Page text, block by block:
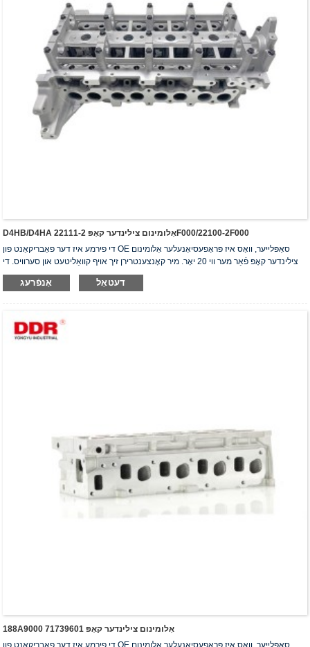
D4HB/D4HA אַלומינום צילינדער קאָפּ 22111-2F000/22100-2F000
די פירמע איז דער פאַבריקאַנט פון OE סאַפּלייער, וואָס איז פּראָפעסיאָנעלער אַלומינום
צילינדער קאָפּ פֿאַר מער ווי 20 יאָר. מיר קאָנצענטרירן זיך אויף קוואַליטעט און סערוויס. די
צילינדער קאָפּ האָבן באַקומען די ISO16949 אויטענטיפֿיקאַציע סערטיפֿיקאַט, "דער
הויך-פאַרזיגלטער צילינדער קאָפּ", "די לאַנגע נוצלעכקייט פון צילינדער קאָפּ" און די אַנדערע
אָנפֿרעג דעטאַל
188A9000 אַלומינום צילינדער קאָפּ 71739601